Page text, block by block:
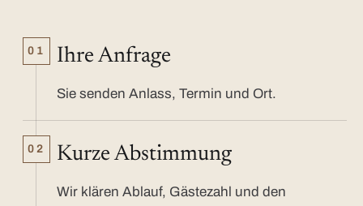
01 Ihre Anfrage
Sie senden Anlass, Termin und Ort.
02 Kurze Abstimmung
Wir klären Ablauf, Gästezahl und den